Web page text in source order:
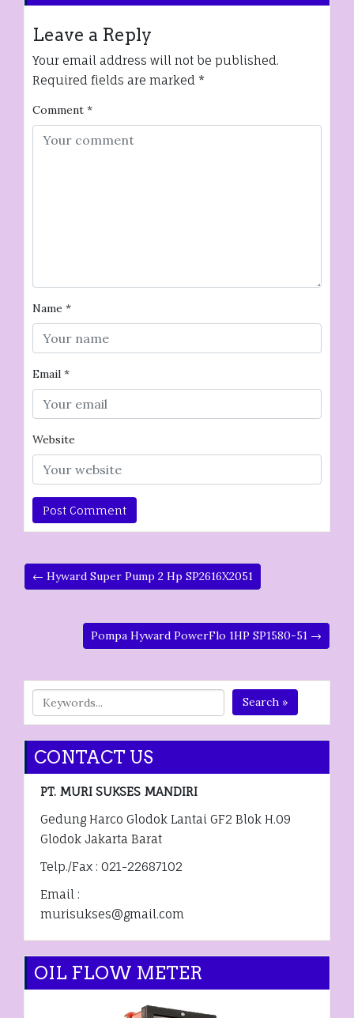
Leave a Reply
Your email address will not be published.
Required fields are marked *
Comment *
Name *
Email *
Website
← Hyward Super Pump 2 Hp SP2616X2051
Pompa Hyward PowerFlo 1HP SP1580-51 →
Search »
CONTACT US
PT. MURI SUKSES MANDIRI
Gedung Harco Glodok Lantai GF2 Blok H.09
Glodok Jakarta Barat
Telp./Fax : 021-22687102
Email :
murisukses@gmail.com
OIL FLOW METER